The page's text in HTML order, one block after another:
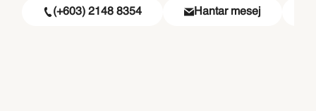
(+603) 2148 8354 Hantar mesej